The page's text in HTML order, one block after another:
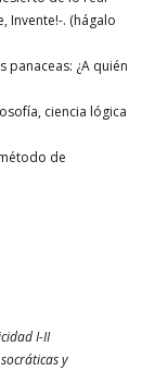
Invente!-. (hágalo
¿A quién
ciencia lógica
de
I-II
y